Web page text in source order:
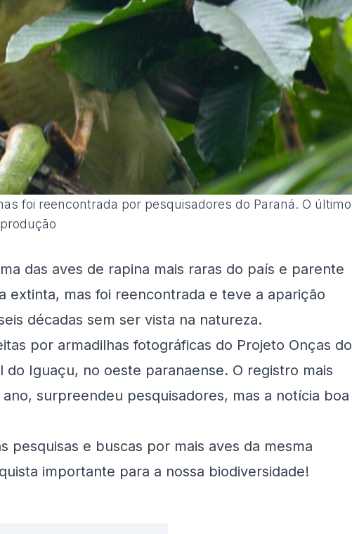
foi reencontrada por pesquisadores do Paraná. O último
das aves de rapina mais raras do país e parente
extinta, mas foi reencontrada e teve a aparição
décadas sem ser vista na natureza.
por armadilhas fotográficas do Projeto Onças do
Iguaçu, no oeste paranaense. O registro mais
surpreendeu pesquisadores, mas a notícia boa
pesquisas e buscas por mais aves da mesma
importante para a nossa biodiversidade!